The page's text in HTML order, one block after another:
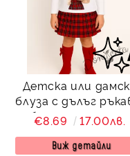
Детска или
блуза с дълъг
бяло за момиче с
коледна картинка
момиче
€8.69 17.00лв.
Виж детайли